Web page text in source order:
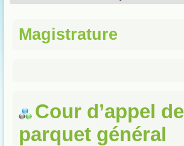
Magistrature
Cour d’appel
parquet général